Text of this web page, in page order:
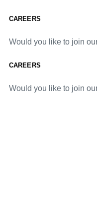
CAREERS
Would you like to join
CAREERS
Would you like to join